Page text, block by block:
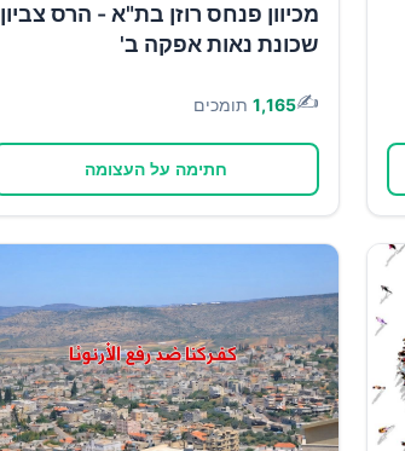
מכיוון פנחס רוזן בת"א - הרס צביון
שכונת נאות אפקה ב'
✍️
1,165 תומכים
חתימה על העצומה